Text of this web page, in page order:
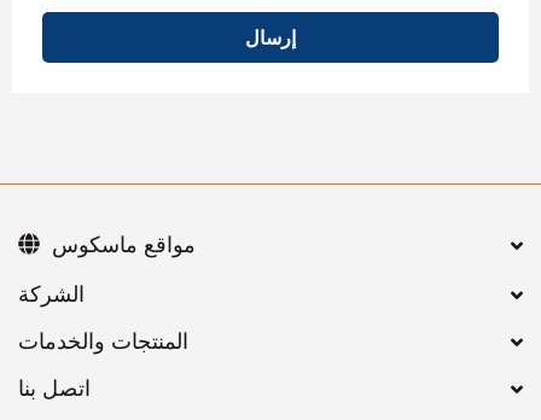
إرسال
اتصل بنا
مواقع ماسكوس